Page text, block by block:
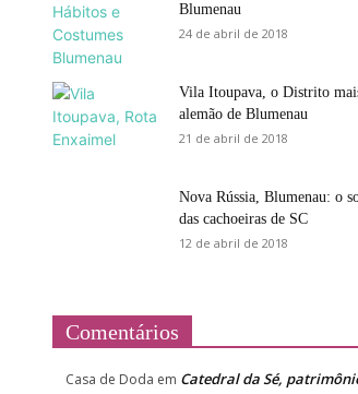
Blumenau
24 de abril de 2018
Vila Itoupava, o Distrito
alemão de Blumenau
21 de abril de 2018
Nova Rússia, Blumenau: o
das cachoeiras de SC
12 de abril de 2018
Comentários
Casa de Doda em Catedral da Sé,